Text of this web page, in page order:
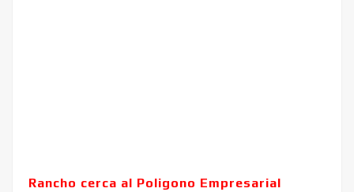
Rancho cerca al Poligono Empresarial